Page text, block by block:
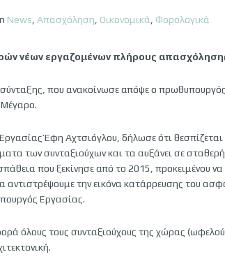
News Απασχόληση Οικονομικά Φορολογικά
νέων εργαζομένων πλήρους
που ανακοίνωσε απόψε ο
Μέγαρο.
Έφη Αχτσιόγλου, δήλωσε ότι
των συνταξιούχων και τα αυξάνει σε
που ξεκίνησε από το 2015, προκειμένου να
αντιστρέψουμε την εικόνα κατάρρευσης του
Εργασίας.
όλους τους συνταξιούχους της χώρας